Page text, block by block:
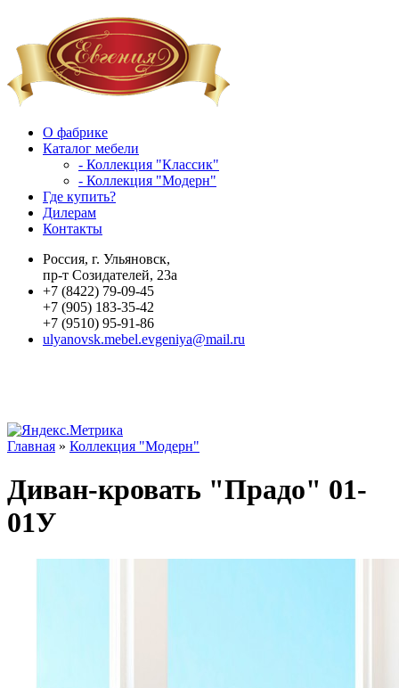
О фабрике
Каталог мебели
- Коллекция "Классик"
- Коллекция "Модерн"
Где купить?
Дилерам
Контакты
Россия, г. Ульяновск,
пр-т Созидателей, 23а
+7 (8422) 79-09-45
+7 (905) 183-35-42
+7 (9510) 95-91-86
ulyanovsk.mebel.evgeniya@mail.ru
Главная » Коллекция "Модерн"
Диван-кровать "Прадо" 01-
01У